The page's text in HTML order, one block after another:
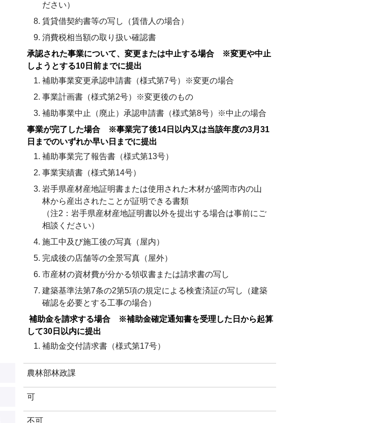
ださい）
賃貸借契約書等の写し（賃借人の場合）
消費税相当額の取り扱い確認書
承認された事業について、変更または中止する場合 ※変更や中止
しようとする10日前までに提出
補助事業変更承認申請書（様式第7号）※変更の場合
事業計画書（様式第2号）※変更後のもの
補助事業中止（廃止）承認申請書（様式第8号）※中止の場合
事業が完了した場合 ※事業完了後14日以内又は当該年度の3月31
日までのいずれか早い日までに提出
補助事業完了報告書（様式第13号）
事業実績書（様式第14号）
岩手県産材産地証明書または使用された木材が盛岡市内の山
林から産出されたことが証明できる書類
（注2：岩手県産材産地証明書以外を提出する場合は事前にご
相談ください）
施工中及び施工後の写真（屋内）
完成後の店舗等の全景写真（屋外）
市産材の資材費が分かる領収書または請求書の写し
建築基準法第7条の2第5項の規定による検査済証の写し（建築
確認を必要とする工事の場合）
補助金を請求する場合 ※補助金確定通知書を受理した日から起算
して30日以内に提出
補助金交付請求書（様式第17号）
農林部林政課
可
不可